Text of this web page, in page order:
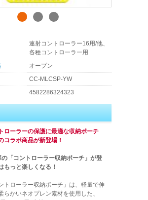
連射コントローラー16用/他、
各種コントローラー用
オープン
CC-MLCSP-YW
4582286324323
ローラーの保護に最適な収納ポーチ
コラボ商品が新登場！
の「コントローラー収納ポーチ」が登
もっと楽しくなる！
トローラー収納ポーチ」は、軽量で伸
らかいネオプレン素材を使用した、